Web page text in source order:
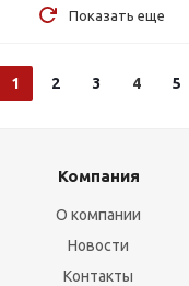
Показать еще
1 2 3 4 5
Компания
О компании
Новости
Контакты